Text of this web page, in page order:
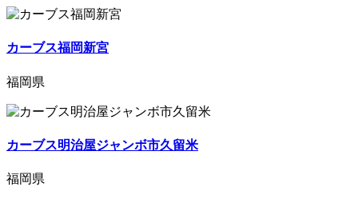
カーブス福岡新宮
福岡県
カーブス明治屋ジャンボ市久留米
福岡県